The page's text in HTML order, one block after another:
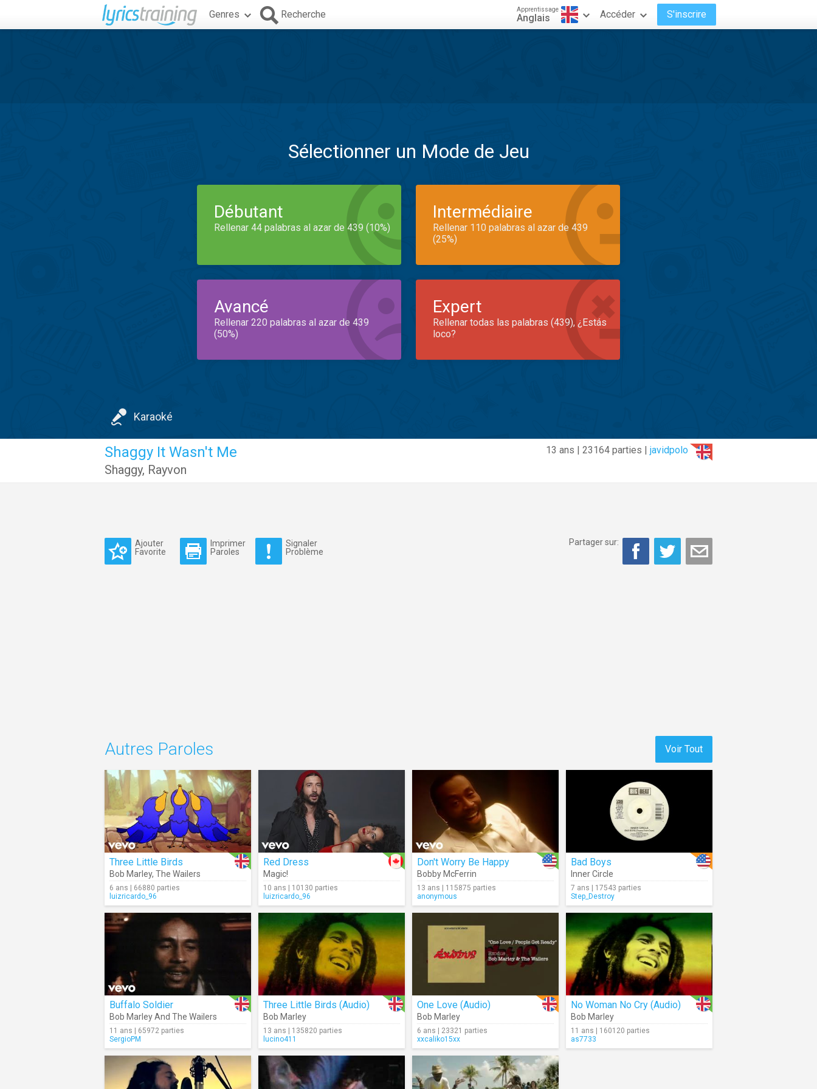
Genres Recherche Apprentissage
Anglais Accéder S'inscrire
Sélectionner un Mode de Jeu
Débutant
Rellenar 44 palabras al azar de 439 (10%)
Intermédiaire
Rellenar 110 palabras al azar de 439
(25%)
Avancé
Rellenar 220 palabras al azar de 439
(50%)
Expert
Rellenar todas las palabras (439), ¿Estás
loco?
Karaoké
13 ans | 23164 parties | javidpolo
Shaggy It Wasn't Me
Shaggy, Rayvon
Ajouter
Favorite
Imprimer
Paroles
Signaler
Problème
Partager sur:
Voir Tout
Autres Paroles
Three Little Birds
Bob Marley, The Wailers
6 ans | 66880 parties
luizricardo_96
Red Dress
Magic!
10 ans | 10130 parties
luizricardo_96
Don't Worry Be Happy
Bobby McFerrin
13 ans | 115875 parties
anonymous
Bad Boys
Inner Circle
7 ans | 17543 parties
Step_Destroy
Buffalo Soldier
Bob Marley And The Wailers
11 ans | 65972 parties
SergioPM
Three Little Birds (Audio)
Bob Marley
13 ans | 135820 parties
lucino411
One Love (Audio)
Bob Marley
6 ans | 23321 parties
xxcaliko15xx
No Woman No Cry (Audio)
Bob Marley
11 ans | 160120 parties
as7733